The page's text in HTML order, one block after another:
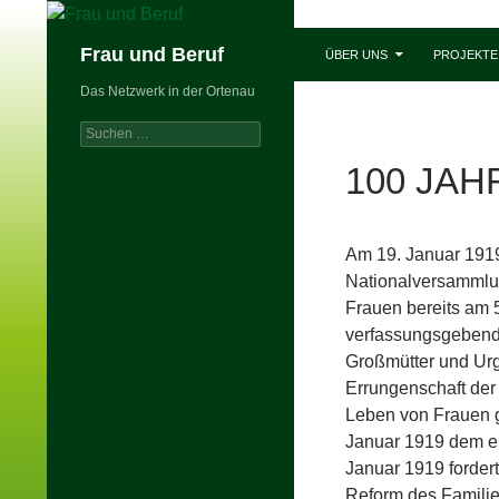
Frau und Beruf ÜBER UNS
100
Am 19. Januar
Frauen bereits am
Großmütter und
Errungenschaft
Leben von Frauen
Januar 1919 dem
Januar 1919
Reform des
Das Netzwerk in der Ortenau
Suchen
nach: